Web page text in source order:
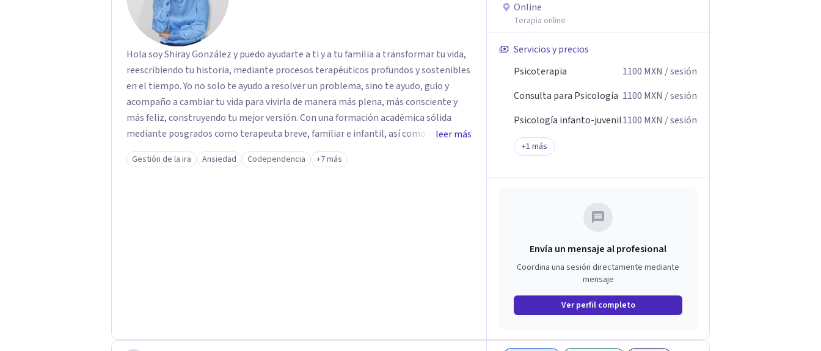
Hola soy Shiray González y puedo ayudarte a ti y a tu familia a transformar tu vida,
reescribiendo tu historia, mediante procesos terapéuticos profundos y sostenibles
en el tiempo. Yo no solo te ayudo a resolver un problema, sino te ayudo, guío y
acompaño a cambiar tu vida para vivirla de manera más plena, más consciente y
más feliz, construyendo tu mejor versión. Con una formación académica sólida
mediante posgrados como terapeuta breve, familiar e infantil, así como con
respaldo profesional y experiencia clínica de más de 26 años y personal te
acompaño en el proceso con empatía auténtica y comunicación clara y directa para
leer más
Gestión de la ira Ansiedad Codependencia +7 más
Online
Terapia online
Servicios y precios
Psicoterapia
1100 MXN / sesión
Consulta para Psicología 1100 MXN / sesión
Psicología infanto-juvenil1100 MXN / sesión
+1 más
Envía un mensaje al profesional
Coordina una sesión directamente mediante
mensaje
Ver perfil completo